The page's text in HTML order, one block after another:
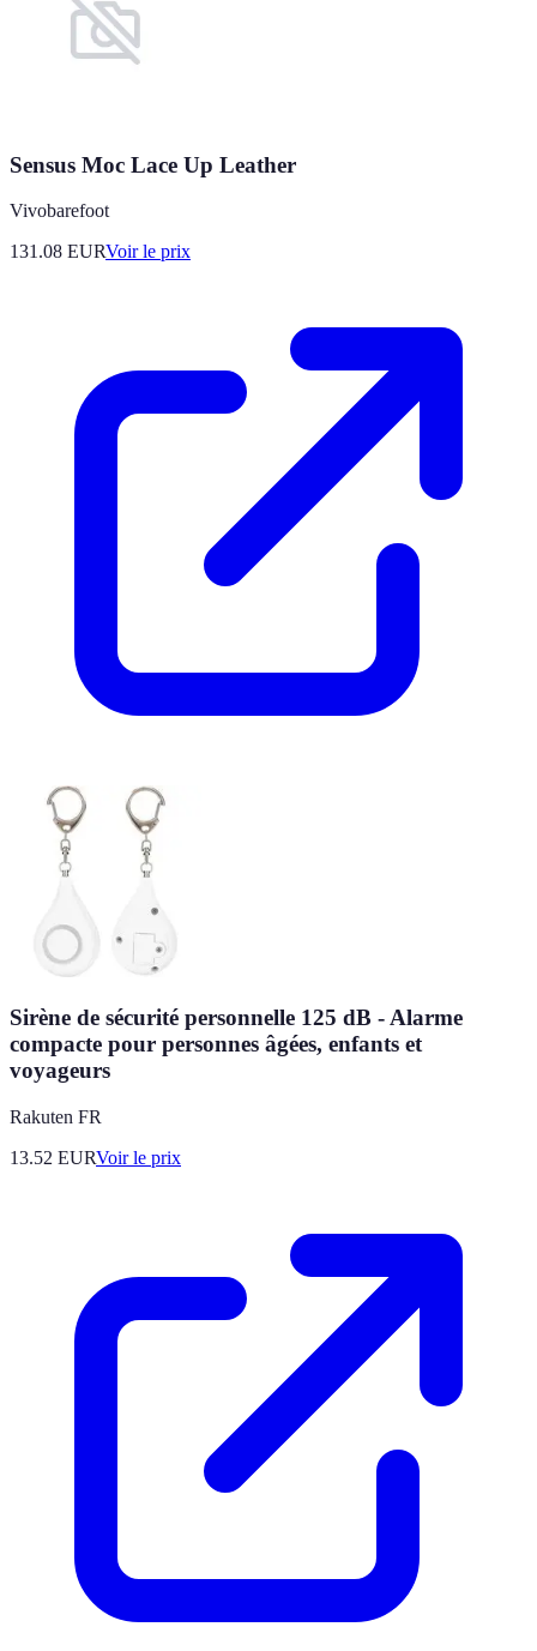
Sensus Moc Lace Up Leather
Vivobarefoot
131.08 EURVoir le prix
Sirène de sécurité personnelle 125 dB - Alarme
compacte pour personnes âgées, enfants et
voyageurs
Rakuten FR
13.52 EURVoir le prix